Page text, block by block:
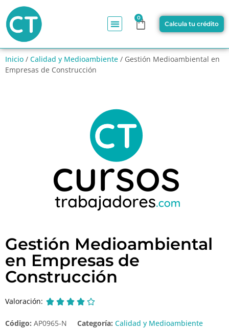
0
Calcula tu crédito
Inicio / Calidad y Medioambiente / Gestión Medioambiental en
Empresas de Construcción
Gestión Medioambiental
en Empresas de
Construcción
Valoración:     
Código: AP0965-N Categoría: Calidad y Medioambiente